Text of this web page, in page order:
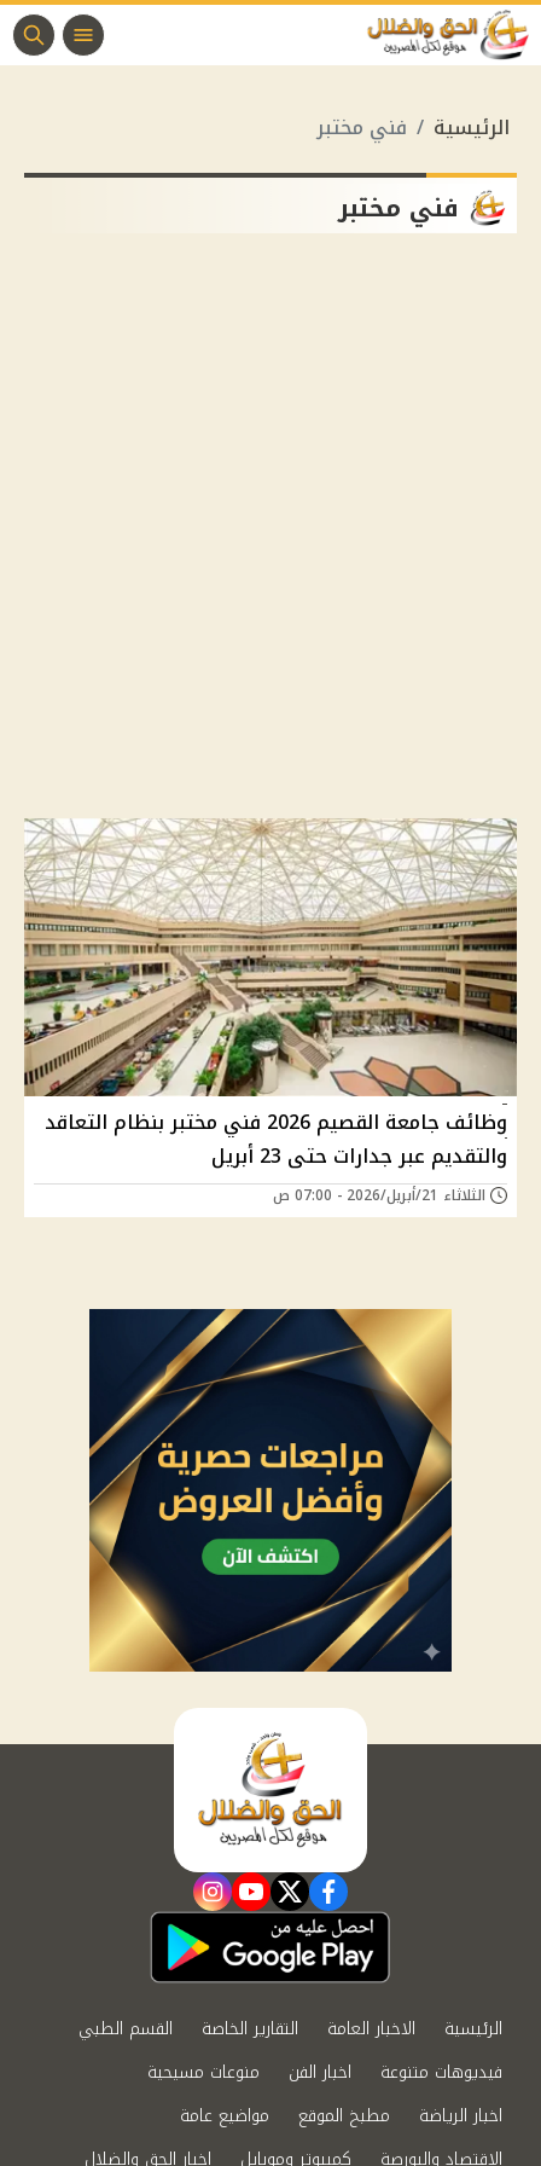
الرئيسية فني مختبر
فني مختبر
وظائف جامعة القصيم 2026 فني مختبر بنظام التعاقد
والتقديم عبر جدارات حتى 23 أبريل
الثلاثاء 21/أبريل/2026 - 07:00 ص
facebook
twitter
youtube
instagram
الرئيسية الاخبار العامة التقارير الخاصة
القسم الطبي
فيديوهات متنوعة
اخبار الفن
منوعات مسيحية
اخبار الرياضة
مطبخ الموقع
مواضيع عامة
الاقتصاد والبورصة
كمبيوتر وموبايل اخبار الحق والضلال